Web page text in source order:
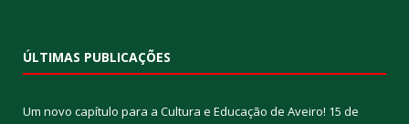
ÚLTIMAS PUBLICAÇÕES
Um novo capítulo para a Cultura e Educação de Aveiro! 15 de